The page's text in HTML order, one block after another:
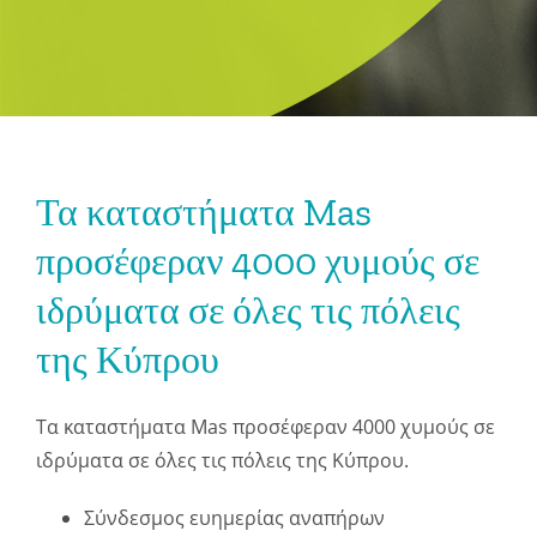
Τα καταστήματα Mas
προσέφεραν 4000 χυμούς σε
ιδρύματα σε όλες τις πόλεις
της Κύπρου
Τα καταστήματα Mas προσέφεραν 4000 χυμούς σε
ιδρύματα σε όλες τις πόλεις της Κύπρου.
Σύνδεσμος ευημερίας αναπήρων